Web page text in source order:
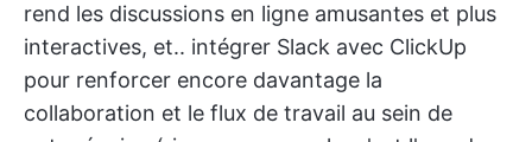
rend les discussions en ligne amusantes et plus
interactives, et.. intégrer Slack avec ClickUp
pour renforcer encore davantage la
collaboration et le flux de travail au sein de